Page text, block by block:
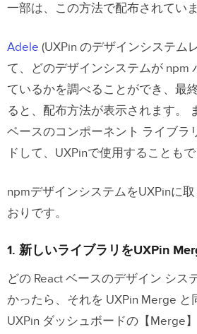
一部は、この方法で配布されていま
Adele (UXPin のデザインシステム
て、どのデザインシステムが npm
ているかを調べることができ、最
ると、配布方法が表示されます。
ベースのコンポーネント ライブラ
ドして、UXPinで使用することもで
npmデザインシステムをUXPinに
おりです。
1. 新しいライブラリをUXPin
どの React ベースのデザイン シス
かったら、それを UXPin Merge と
UXPin ダッシュボードの【Merge